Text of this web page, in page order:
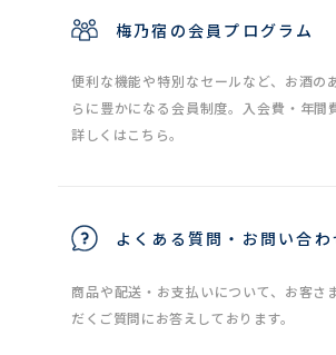
梅乃宿の会員プログラム
便利な機能や特別なセールなど、お酒の
らに豊かになる会員制度。入会費・年間
詳しくはこちら。
よくある質問・お問い合わ
商品や配送・お支払いについて、お客さ
だくご質問にお答えしております。